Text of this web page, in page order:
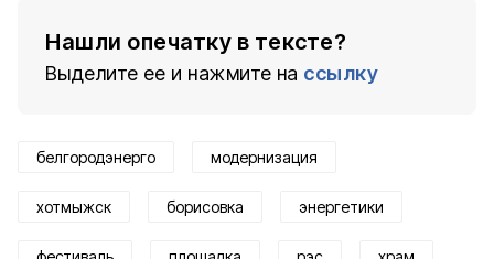
Нашли опечатку в тексте?
Выделите ее и нажмите на ссылку
белгородэнерго модернизация
хотмыжск борисовка энергетики